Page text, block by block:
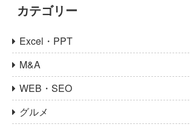
カテゴリー
Excel・PPT
M&A
WEB・SEO
グルメ